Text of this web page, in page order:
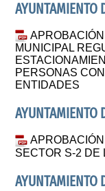
AYUNTAMIENTO
MUNICIPAL
PERSONAS
ENTIDADES
AYUNTAMIENTO
SECTOR S-2 DE
AYUNTAMIENTO